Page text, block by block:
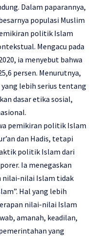
Dalam paparannya,
populasi Muslim
politik Islam
Mengacu pada
ia menyebut bahwa
persen. Menurutnya,
lebih serius tentang
dasar etika sosial,
pemikiran politik Islam
dan Hadis, tetapi
politik Islam dari
Ia menegaskan
nilai-nilai Islam tidak
Hal yang lebih
nilai-nilai Islam
amanah, keadilan,
yang